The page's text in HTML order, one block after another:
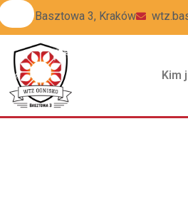
ul Basztowa 3, Kraków
Kim